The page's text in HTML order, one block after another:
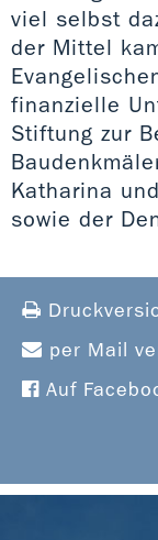
viel selbst
der Mittel
finanzielle
Stiftung zur
Katharina
sowie der
per Mail
Auf